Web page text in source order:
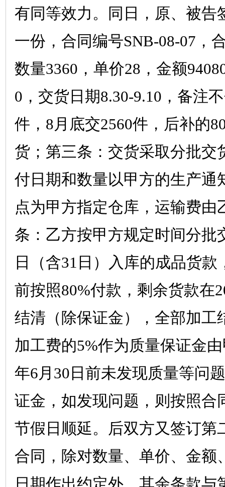
有同等效力。同日，原、被告
一份，合同编号SNB-08-07 ，
数量3360 ，单价28 ，金额
0 ，交货日期8.30-9.10 ，备注
件， 8月底交2560件，后补的
货；第三条：交货采取分批交
付日期和数量以甲方的生产通
点为甲方指定仓库，运输费由
条：乙方按甲方规定时间分批
日（含31 日）入库的成品货款
前按照80%付款，剩余货款在
结清（除保证金），全部加工
加工费的5%作为质量保证金
年6月 30 日前未发现质量等问
证金，如发现问题，则按照合
节假日顺延。后双方又签订第
合同，除对数量、单价、金额